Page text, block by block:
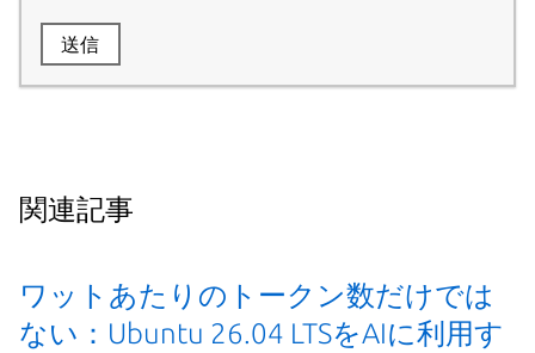
送信
関連記事
ワットあたりのトークン数だけでは
ない：Ubuntu 26.04 LTSをAIに利用す